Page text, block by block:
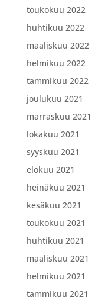
toukokuu 2022
huhtikuu 2022
maaliskuu 2022
helmikuu 2022
tammikuu 2022
joulukuu 2021
marraskuu 2021
lokakuu 2021
syyskuu 2021
elokuu 2021
heinäkuu 2021
kesäkuu 2021
toukokuu 2021
huhtikuu 2021
maaliskuu 2021
helmikuu 2021
tammikuu 2021